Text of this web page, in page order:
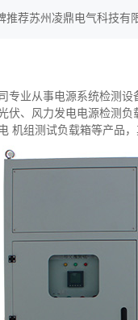
推荐苏州凌鼎电气科技有
专业从事电源系统检测
伏、风力发电电源检测
机组测试负载箱等产品